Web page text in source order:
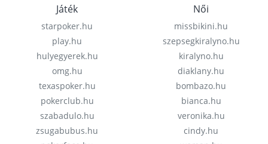
Játék
starpoker.hu
play.hu
hulyegyerek.hu
omg.hu
texaspoker.hu
pokerclub.hu
szabadulo.hu
zsugabubus.hu
Női
missbikini.hu
szepsegkiralyno.hu
kiralyno.hu
diaklany.hu
bombazo.hu
bianca.hu
veronika.hu
cindy.hu